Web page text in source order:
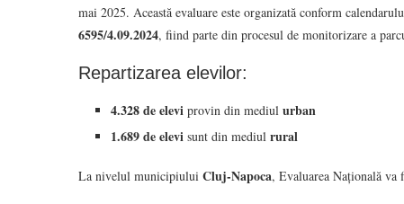
mai 2025. Această evaluare este organizată conform
6595/4.09.2024, fiind parte din procesul de monitorizare a
Repartizarea elevilor:
4.328 de elevi provin din mediul urban
1.689 de elevi sunt din mediul rural
La nivelul municipiului Cluj-Napoca, Evaluarea Națională va